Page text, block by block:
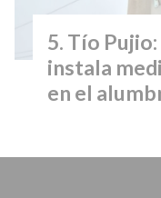
Tío
instala
en el